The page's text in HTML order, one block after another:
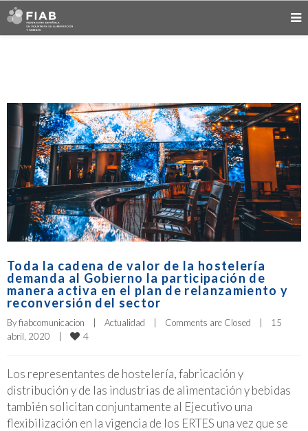
Toda la cadena de valor de la hostelería
demanda al Gobierno la participación de
manera activa en el plan de relanzamiento y
reconversión del sector
By fiabcomunicacion | Actualidad | Comments are Closed |
15
abril, 2020
| 4
Los representantes de hostelería, fabricación y
distribución y de las industrias de alimentación y bebidas
también solicitan conjuntamente al Ejecutivo una
flexibilización en la vigencia de los ERTES una vez que se